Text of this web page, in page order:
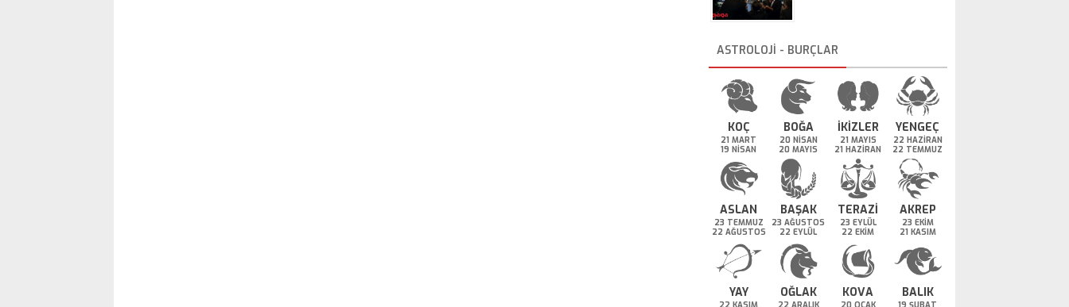
ASTROLOJİ - BURÇLAR
KOÇ
21 MART
19 NİSAN
BOĞA
20 NİSAN
20 MAYIS
İKİZLER
21 MAYIS
21 HAZİRAN
YENGEÇ
22 HAZİRAN
22 TEMMUZ
ASLAN
23 TEMMUZ
22 AĞUSTOS
BAŞAK
23 AĞUSTOS
22 EYLÜL
TERAZİ
23 EYLÜL
22 EKİM
AKREP
23 EKİM
21 KASIM
YAY OĞLAK KOVA BALIK